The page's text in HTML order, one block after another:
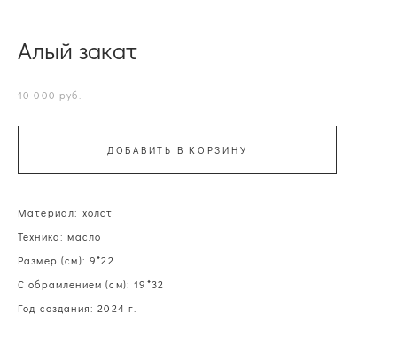
Алый закат
10 000 pуб.
ДОБАВИТЬ В КОРЗИНУ
Материал: холст
Техника: масло
Размер (см): 9*22
С обрамлением (см): 19*32
Год создания: 2024 г.